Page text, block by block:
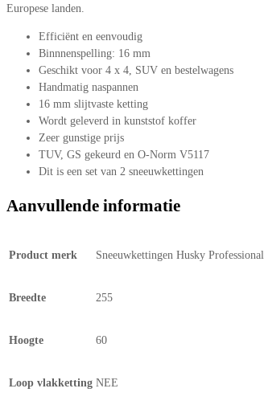
Europese landen.
Efficiënt en eenvoudig
Binnnenspelling: 16 mm
Geschikt voor 4 x 4, SUV en bestelwagens
Handmatig naspannen
16 mm slijtvaste ketting
Wordt geleverd in kunststof koffer
Zeer gunstige prijs
TUV, GS gekeurd en O-Norm V5117
Dit is een set van 2 sneeuwkettingen
Aanvullende informatie
Product merk Sneeuwkettingen Husky Professional
Breedte 255
Hoogte 60
Loop vlakketting NEE